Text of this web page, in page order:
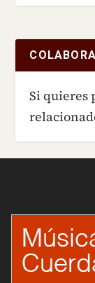
COLABORA
Si quieres